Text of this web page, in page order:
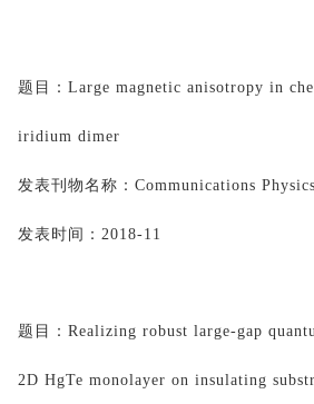
题目： Large magnetic anisotropy in
iridium dimer
发表刊物名称： Communications Physics
发表时间： 2018-11
题目： Realizing robust large-gap
2D HgTe monolayer on insulating